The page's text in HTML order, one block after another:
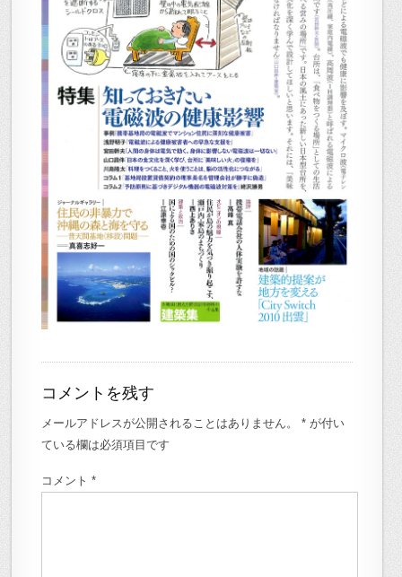
コメントを残す
メールアドレスが公開されることはありません。 * が付い
ている欄は必須項目です
コメント*